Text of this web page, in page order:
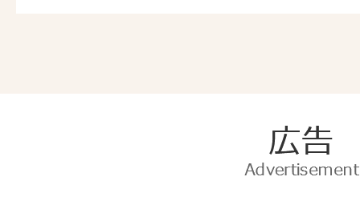
告